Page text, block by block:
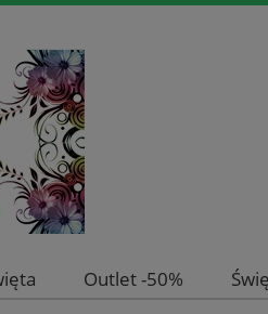
Outlet -50%